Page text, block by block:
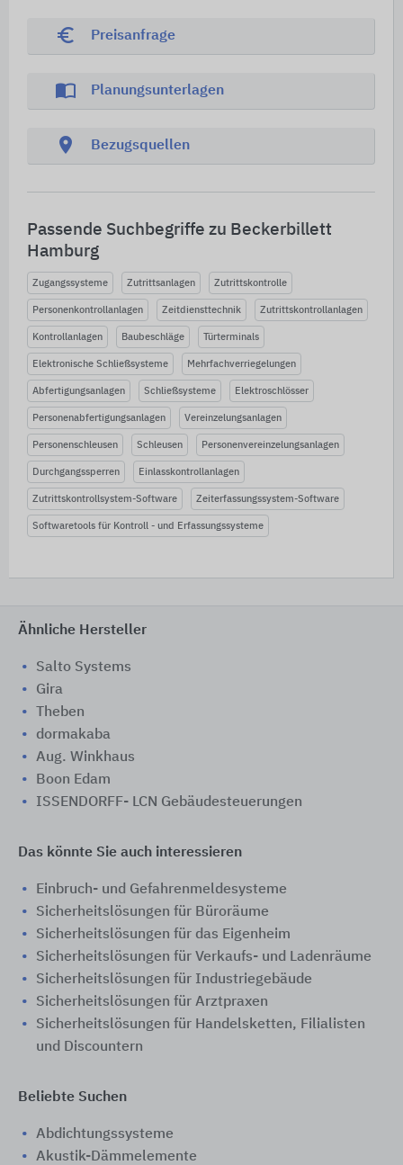
euro_symbol Preisanfrage
import_contacts Planungsunterlagen
location_on Bezugsquellen
Passende Suchbegriffe zu Beckerbillett
Hamburg
Zugangssysteme Zutrittsanlagen Zutrittskontrolle
Personenkontrollanlagen Zeitdiensttechnik Zutrittskontrollanlagen
Kontrollanlagen Baubeschläge Türterminals
Elektronische Schließsysteme Mehrfachverriegelungen
Abfertigungsanlagen Schließsysteme Elektroschlösser
Personenabfertigungsanlagen Vereinzelungsanlagen
Personenschleusen Schleusen Personenvereinzelungsanlagen
Durchgangssperren Einlasskontrollanlagen
Zutrittskontrollsystem-Software Zeiterfassungssystem-Software
Softwaretools für Kontroll - und Erfassungssysteme
Ähnliche Hersteller
Salto Systems
Gira
Theben
dormakaba
Aug. Winkhaus
Boon Edam
ISSENDORFF- LCN Gebäudesteuerungen
Das könnte Sie auch interessieren
Einbruch- und Gefahrenmeldesysteme
Sicherheitslösungen für Büroräume
Sicherheitslösungen für das Eigenheim
Sicherheitslösungen für Verkaufs- und Ladenräume
Sicherheitslösungen für Industriegebäude
Sicherheitslösungen für Arztpraxen
Sicherheitslösungen für Handelsketten, Filialisten
und Discountern
Beliebte Suchen
Abdichtungssysteme
Akustik-Dämmelemente